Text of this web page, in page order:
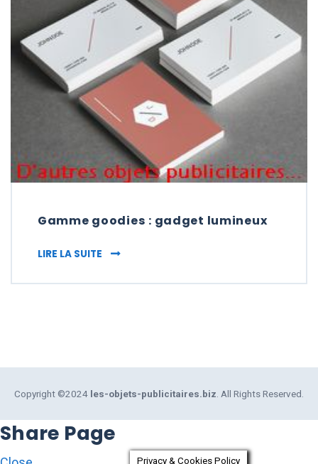
Gamme goodies : gadget lumineux
LIRE LA SUITE GAMME GOODIES : GADGET LUMINEUX
Copyright ©2024 les-objets-publicitaires.biz. All Rights Reserved.
Privacy & Cookies Policy
Share Page